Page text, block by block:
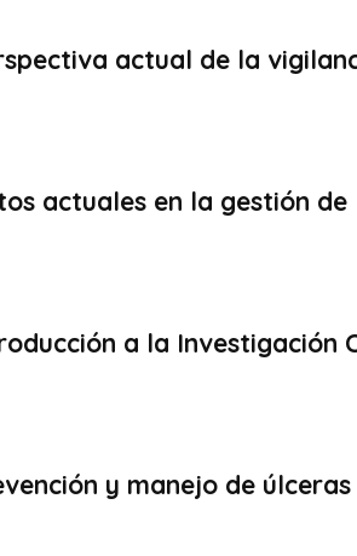
actual de la
actuales en la gestión
a la Investigación
y manejo de